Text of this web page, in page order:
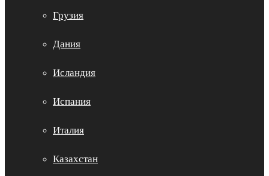
Грузия
Дания
Исландия
Испания
Италия
Казахстан